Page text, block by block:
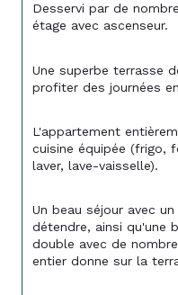
Desservi par de
étage avec ascenseur.
Une superbe terrasse
profiter des journées
L'appartement
cuisine équipée (frigo,
laver, lave-vaisselle).
Un beau séjour avec
détendre, ainsi qu'une
double avec de
entier donne sur la